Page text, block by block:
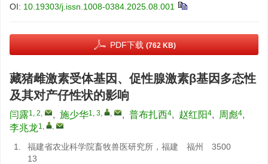
OI: 10.19303/j.issn.1008-0384.2025.08.001
PDF下载 (762 KB)
藏猪雌激素受体基因、促性腺激素β基因多态性
及其对产仔性状的影响
闫露1, 2, , 施少华1, 3, , , 普布扎西4, 赵红阳4, 周彪4,
李兆龙1, ,
1.
福建省农业科学院畜牧兽医研究所，福建 福州 3500
13